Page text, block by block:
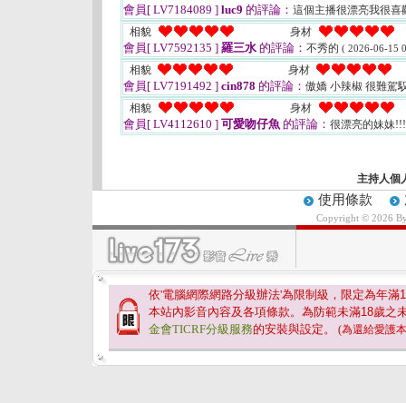
會員[ LV7184089 ] luc9 的評論： 這個主播很漂亮我很喜
相貌
身材
會員[ LV7592135 ] 羅三水 的評論： 不秀的 ( 2026-06-15
相貌 身材
會員[ LV7191492 ] cin878 的評論： 傲嬌 小辣椒 很難駕
相貌
身材
會員[ LV4112610 ] 可愛吻仔魚 的評論： 很漂亮的妹妹
主持人個
使用條款
Copyright © 2026
依'電腦網際網路分級辦法'為限制級，限定為年滿
本站內影音內容及各項條款。為防範未滿18歲之
金會TICRF分級服務的安裝與設定。 (為還給愛護